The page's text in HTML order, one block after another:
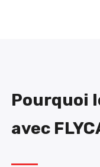
Pourquoi
avec